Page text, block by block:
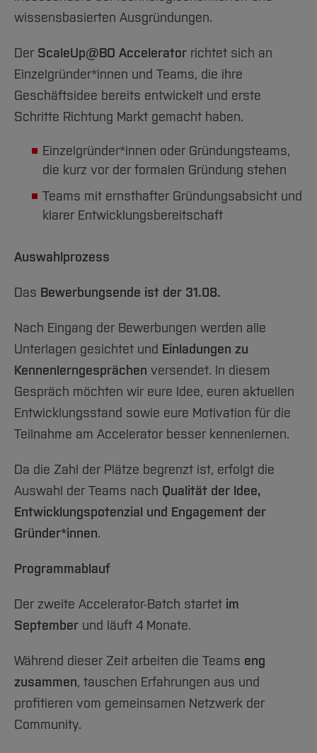
wissensbasierten Ausgründungen.
Der ScaleUp@BO Accelerator richtet sich an
Einzelgründer*innen und Teams, die ihre
Geschäftsidee bereits entwickelt und erste
Schritte Richtung Markt gemacht haben.
Einzelgründer*innen oder Gründungsteams,
die kurz vor der formalen Gründung stehen
Teams mit ernsthafter Gründungsabsicht und
klarer Entwicklungsbereitschaft
Auswahlprozess
Das Bewerbungsende ist der 31.08.
Nach Eingang der Bewerbungen werden alle
Unterlagen gesichtet und Einladungen zu
Kennenlerngesprächen versendet. In diesem
Gespräch möchten wir eure Idee, euren aktuellen
Entwicklungsstand sowie eure Motivation für die
Teilnahme am Accelerator besser kennenlernen.
Da die Zahl der Plätze begrenzt ist, erfolgt die
Auswahl der Teams nach Qualität der Idee,
Entwicklungspotenzial und Engagement der
Gründer*innen.
Programmablauf
Der zweite Accelerator-Batch startet im
September und läuft 4 Monate.
Während dieser Zeit arbeiten die Teams eng
zusammen, tauschen Erfahrungen aus und
profitieren vom gemeinsamen Netzwerk der
Community.